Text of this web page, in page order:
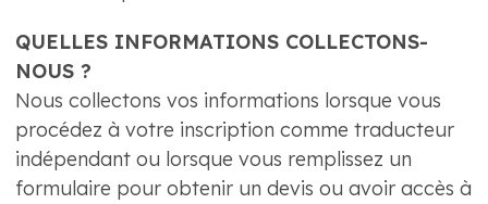
QUELLES INFORMATIONS COLLECTONS-
NOUS ?
Nous collectons vos informations lorsque vous
procédez à votre inscription comme traducteur
indépendant ou lorsque vous remplissez un
formulaire pour obtenir un devis ou avoir accès à